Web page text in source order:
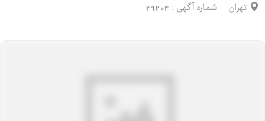
تهران شماره آگهی : 29204